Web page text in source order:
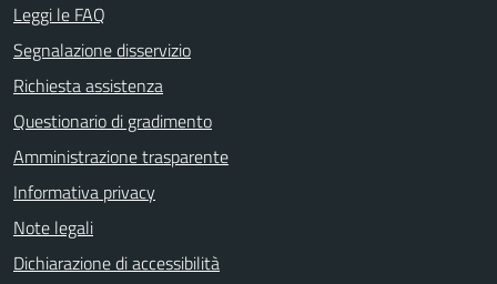
Leggi le FAQ
Segnalazione disservizio
Richiesta assistenza
Questionario di gradimento
Amministrazione trasparente
Informativa privacy
Note legali
Dichiarazione di accessibilità